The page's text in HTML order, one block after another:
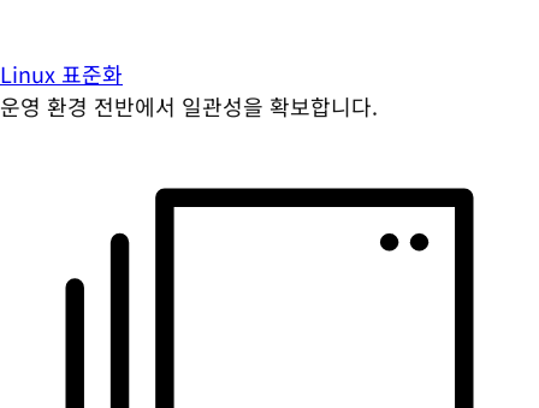
Linux 표준화
운영 환경 전반에서 일관성을 확보합니다.